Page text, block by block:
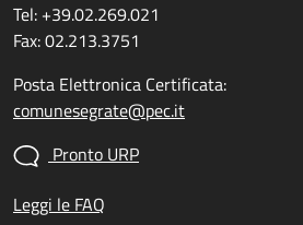
Tel: +39.02.269.021
Fax: 02.213.3751
Posta Elettronica Certificata:
comunesegrate@pec.it
Pronto URP
Leggi le FAQ